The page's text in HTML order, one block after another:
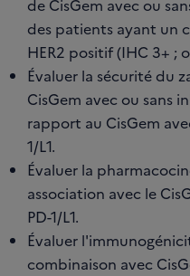
de CisGem avec ou
des patients ayant un
HER2 positif (IHC 3+ ;
Évaluer la sécurité du
CisGem avec ou sans
rapport au CisGem
1/L1.
Évaluer la
association avec le
PD-1/L1.
Évaluer
combinaison avec